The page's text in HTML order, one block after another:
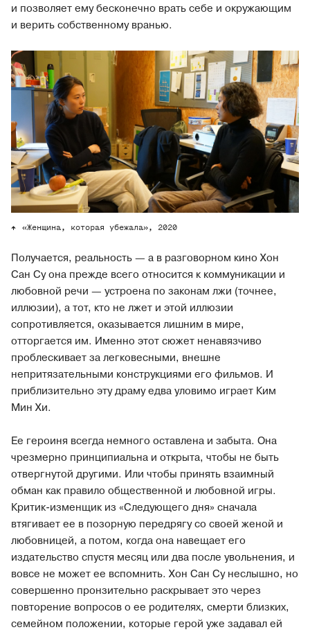
и позволяет ему бесконечно врать себе и окружающим
и верить собственному вранью.
«Женщина, которая убежала», 2020
Получается, реальность — а в разговорном кино Хон
Сан Су она прежде всего относится к коммуникации и
любовной речи — устроена по законам лжи (точнее,
иллюзии), а тот, кто не лжет и этой иллюзии
сопротивляется, оказывается лишним в мире,
отторгается им. Именно этот сюжет ненавязчиво
проблескивает за легковесными, внешне
непритязательными конструкциями его фильмов. И
приблизительно эту драму едва уловимо играет Ким
Мин Хи.
Ее героиня всегда немного оставлена и забыта. Она
чрезмерно принципиальна и открыта, чтобы не быть
отвергнутой другими. Или чтобы принять взаимный
обман как правило общественной и любовной игры.
Критик-изменщик из «Следующего дня» сначала
втягивает ее в позорную передрягу со своей женой и
любовницей, а потом, когда она навещает его
издательство спустя месяц или два после увольнения, и
вовсе не может ее вспомнить. Хон Сан Су неслышно, но
совершенно пронзительно раскрывает это через
повторение вопросов о ее родителях, смерти близких,
семейном положении, которые герой уже задавал ей